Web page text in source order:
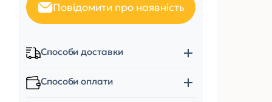
Повідомити про наявність
Способи доставки
Способи оплати